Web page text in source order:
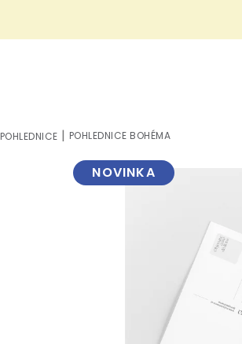
POHLEDNICE POHLEDNICE BOHÉMA
NOVINKA